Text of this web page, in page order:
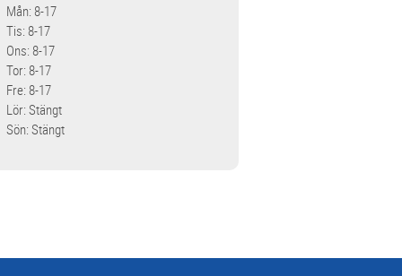
Mån: 8-17
Tis: 8-17
Ons: 8-17
Tor: 8-17
Fre: 8-17
Lör: Stängt
Sön: Stängt